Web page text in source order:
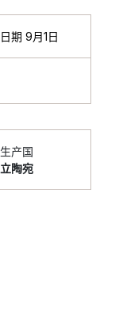
期 9月1日
生产国
立陶宛